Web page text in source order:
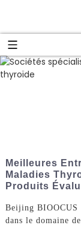
Meilleures
Maladies
Produits
Beijing BIOOCUS
dans le domaine